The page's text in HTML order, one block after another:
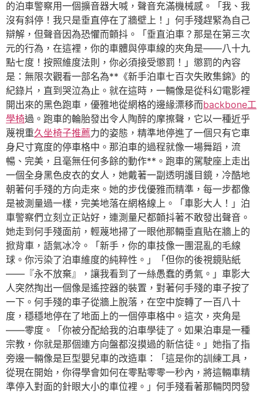
的泊車警察用一個擴音器大喊，聲音充滿機械感。「我、我
沒有斜停！我只是垂直停在了牆壁上！」何手殘趕緊為自己
辯解，但聲音因為恐懼而顫抖。「垂直泊車？那是在第三次
元的行為，在這裡，你的車體與停車線的夾角是——八十九
點七度！按照維度法則，你必須接受懲罰！」懲罰的內容
是：無限次觀看一部名為**《新手泊車七百次失敗集錦》的
紀錄片，直到哭泣為止。就在這時，一輛像是從科幻電影裡
開出來的黑色跑車，優雅地從網格的邊緣漂移而backbone工
學椅過。跑車的輪胎發出令人陶醉的摩擦聲，它以一種近乎
蔑視重久坐椅子推薦力的姿態，精準地停進了一個只有它車
身尺寸寬度的停車格中。那泊車的過程就像一場舞蹈，流
暢、完美，且毫無任何多餘的動作**。跑車的駕駛座上走出
一個全身黑色皮衣的女人，她戴著一副透明護目鏡，冷酷地
朝著何手殘的方向走來。她的步伐優雅而精準，每一步都像
是被測量過一樣，完美地落在網格線上。「車影大人！」泊
車警察們立刻立正站好，連測量尺都顫抖著不敢發出聲音。
她走到何手殘面前，輕蔑地掃了一眼他那輛垂直貼在牆上的
掀背車，語氣冰冷。「新手，你的車技像一團混亂的毛線
球。你污染了泊車維度的純粹性。」「但你的後視鏡貼紙
——『永不放棄』，讓我看到了一絲愚蠢的勇氣。」車影大
人突然掏出一個像是遙控器的裝置，對著何手殘的車子按了
一下。何手殘的車子從牆上脫落，在空中旋轉了一百八十
度，穩穩地停在了地面上的一個停車格中。這次，夾角是
——零度。「你被分配給我的泊車學徒了。如果泊車是一種
宗教，你就是那個連方向盤都沒摸過的新信徒。」她指了指
旁邊一輛像是巨型嬰兒車的改造車：「這是你的訓練工具，
從現在開始，你得學會如何在零點零零一秒內，將這輛車精
準停入對面的針眼大小的車位裡。」何手殘看著那輛閃閃發